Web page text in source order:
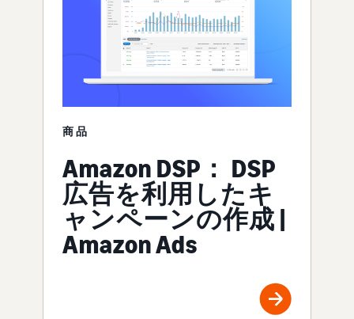
商品
Amazon DSP： DSP
広告を利用したキ
ャンペーンの作成 |
Amazon Ads